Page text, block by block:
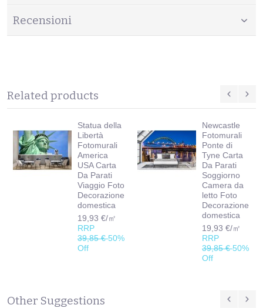
Recensioni
Related products
Statua della
Libertà
Fotomurali
America
USA Carta
Da Parati
Viaggio Foto
Decorazione
domestica
19,93 €/㎡
RRP
39,85 €50%
Off
Newcastle
Fotomurali
Ponte di
Tyne Carta
Da Parati
Soggiorno
Camera da
letto Foto
Decorazione
domestica
19,93 €/㎡
RRP
39,85 €50%
Off
Other Suggestions